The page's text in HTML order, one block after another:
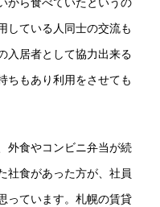
している人同士の交流も
入居者として協力出来る
ちもあり利用をさせても
外食やコンビニ弁当が続
社食があった方が、社員
っています。札幌の賃貸